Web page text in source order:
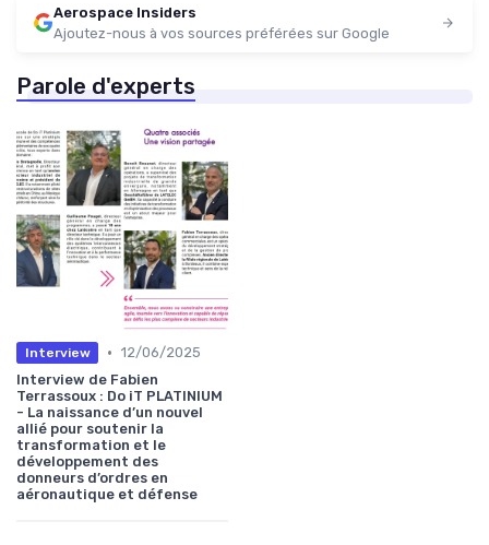
Aerospace Insiders
Ajoutez-nous à vos sources préférées sur Google
Parole d'experts
Interview • 12/06/2025
Interview de Fabien
Terrassoux : Do iT PLATINIUM
- La naissance d’un nouvel
allié pour soutenir la
transformation et le
développement des
donneurs d’ordres en
aéronautique et défense